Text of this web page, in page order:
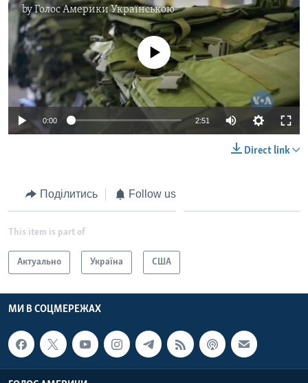
byГолос Америки Українською
No media source currently available
0:00 2:51
Direct link
Поділитись Follow us
This item is part of
Актуально Україна США
МИ В СОЦМЕРЕЖАХ